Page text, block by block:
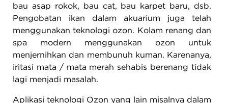
bau asap rokok, bau cat, bau karpet baru, dsb.
Pengobatan ikan dalam akuarium juga telah
menggunakan teknologi ozon. Kolam renang dan
spa modern menggunakan ozon untuk
menjernihkan dan membunuh kuman. Karenanya,
iritasi mata / mata merah sehabis berenang tidak
lagi menjadi masalah.
Aplikasi teknologi Ozon yang lain misalnya dalam